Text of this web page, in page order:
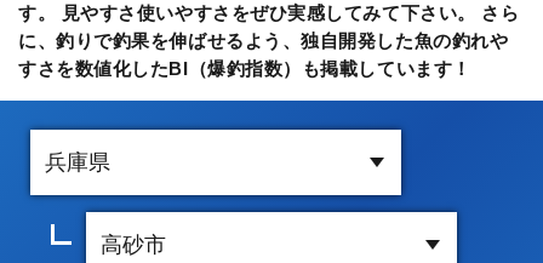
す。 見やすさ使いやすさをぜひ実感してみて下さい。 さら
に、釣りで釣果を伸ばせるよう、独自開発した魚の釣れや
すさを数値化したBI（爆釣指数）も掲載しています！